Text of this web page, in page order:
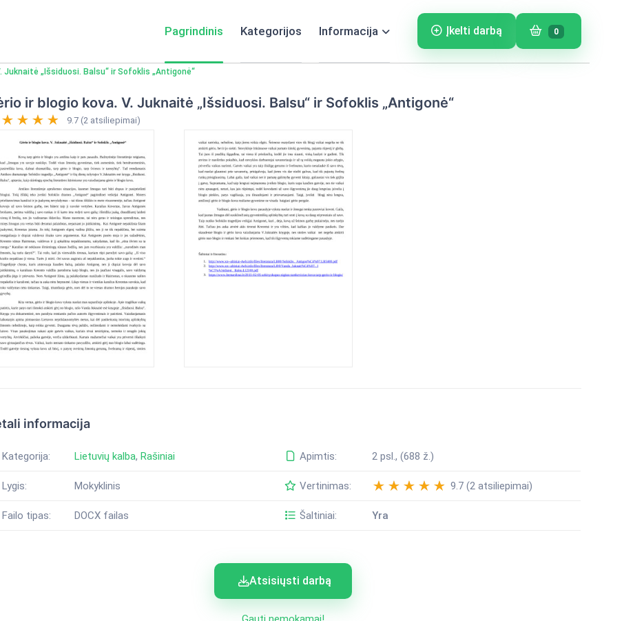
Pagrindinis Kategorijos Informacija Įkelti darbą 0
Juknaitė „Išsiduosi. Balsu“ ir Sofoklis „Antigonė“
ir blogio kova. V. Juknaitė „Išsiduosi. Balsu“ ir Sofoklis „Antigonė“
9.7 (2 atsiliepimai)
informacija
Kategorija: Lietuvių kalba, Rašiniai
Lygis: Mokyklinis
Failo tipas: DOCX failas
Apimtis: 2 psl., (688 ž.)
Vertinimas: 9.7 (2 atsiliepimai)
Šaltiniai: Yra
Atsisiųsti darbą